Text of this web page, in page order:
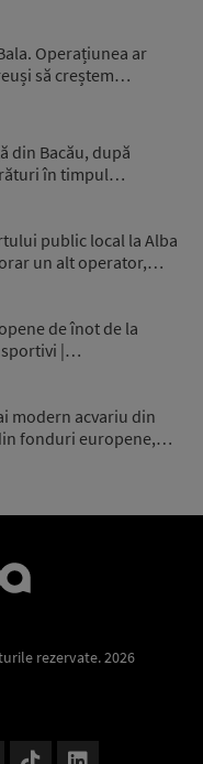
Operațiunea ar
să creștem…
din Bacău, după
în timpul…
public local la Alba
un alt operator,…
de înot de la
sportivi |…
modern acvariu din
fonduri europene,…
rezervate. 2026